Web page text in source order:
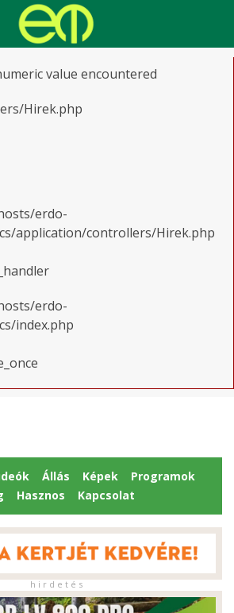
value encountered
Hirek.php
erdo-
application/controllers/Hirek.php
erdo-
index.php
Állás Képek
Programok
Hasznos Kapcsolat
h i r d e t é s